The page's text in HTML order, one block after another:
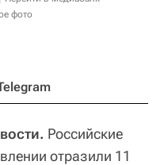
фото
Российские
отразили 11